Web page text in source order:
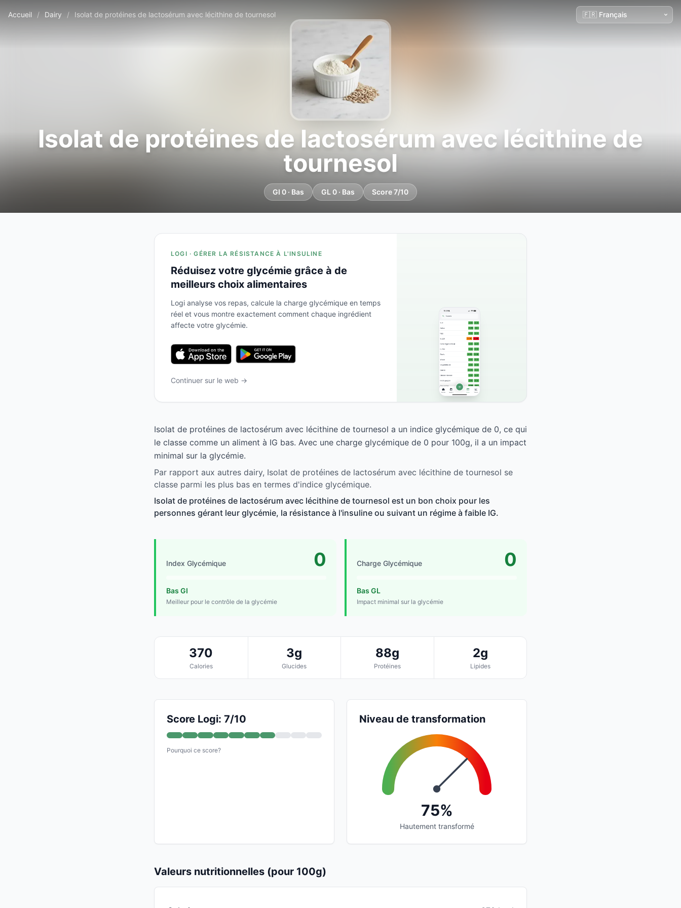
Accueil / Dairy / Isolat de protéines de lactosérum avec lécithine de tournesol
Isolat de protéines de lactosérum avec lécithine de
tournesol
GI 0 · Bas GL 0 · Bas Score 7/10
LOGI · GÉRER LA RÉSISTANCE À L'INSULINE
Réduisez votre glycémie grâce à de
meilleurs choix alimentaires
Logi analyse vos repas, calcule la charge glycémique en temps
réel et vous montre exactement comment chaque ingrédient
affecte votre glycémie.
Continuer sur le web →
Isolat de protéines de lactosérum avec lécithine de tournesol a un indice glycémique de 0, ce qui
le classe comme un aliment à IG bas. Avec une charge glycémique de 0 pour 100g, il a un impact
minimal sur la glycémie.
Par rapport aux autres dairy, Isolat de protéines de lactosérum avec lécithine de tournesol se
classe parmi les plus bas en termes d'indice glycémique.
Isolat de protéines de lactosérum avec lécithine de tournesol est un bon choix pour les
personnes gérant leur glycémie, la résistance à l'insuline ou suivant un régime à faible IG.
Index Glycémique 0
Bas GI
Meilleur pour le contrôle de la glycémie
Charge Glycémique 0
Bas GL
Impact minimal sur la glycémie
370
Calories
3g
Glucides
88g
Protéines
2g
Lipides
Score Logi: 7/10
Pourquoi ce score?
Niveau de transformation
75%
Hautement transformé
Valeurs nutritionnelles (pour 100g)